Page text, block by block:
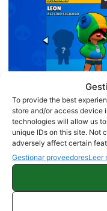
To provide the best
store and/or access device
technologies will allow us
unique IDs on this site. Not
adversely affect certain
Gestionar proveedoresLeer